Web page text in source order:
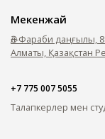
Мекенжай
Әл-Фараби даңғылы,
Алматы, Қазақстан
+7 775 007 5055
Талапкерлер мен